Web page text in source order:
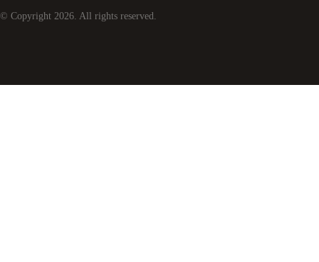
© Copyright 2026 . All rights reserved.